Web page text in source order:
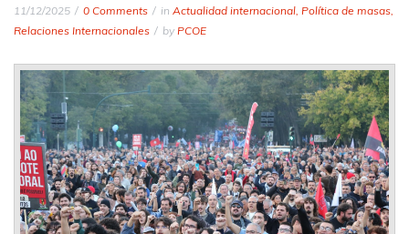
11/12/2025 0 Comments in Actualidad internacional Política de masas
Relaciones Internacionales
by PCOE